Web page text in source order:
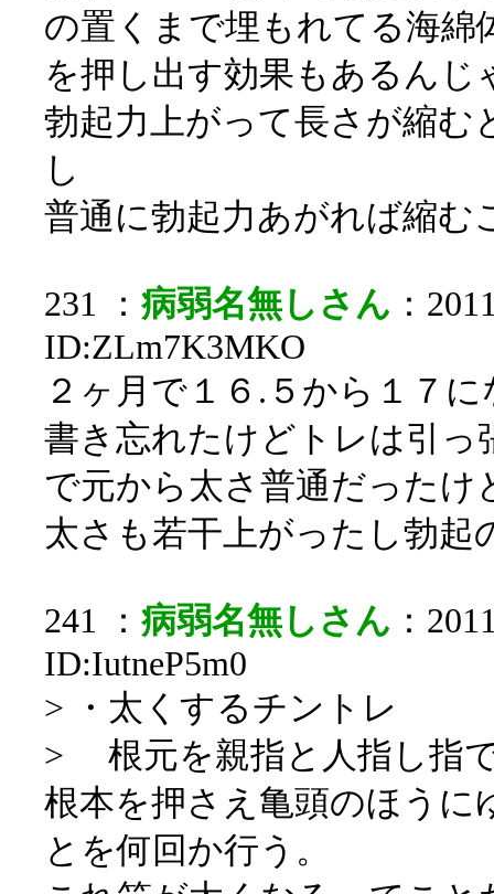
の置くまで埋もれてる海綿
を押し出す効果もあるんじ
勃起力上がって長さが縮む
し
普通に勃起力あがれば縮む
231 ： 病弱名無しさん ：
ID:ZLm7K3MKO
２ヶ月で１６.５から１７
書き忘れたけどトレは引
で元から太さ普通だったけ
太さも若干上がったし勃起
241 ： 病弱名無しさん ：
ID:IutneP5m0
> ・太くするチントレ
> 根元を親指と人指し指
根本を押さえ亀頭のほうに
とを何回か行う。